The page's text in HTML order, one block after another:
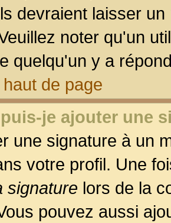
devraient laisser
noter qu'un
quelqu'un y a
de page
je ajouter une
une signature à un
votre profil. Une
signature lors de la
pouvez aussi